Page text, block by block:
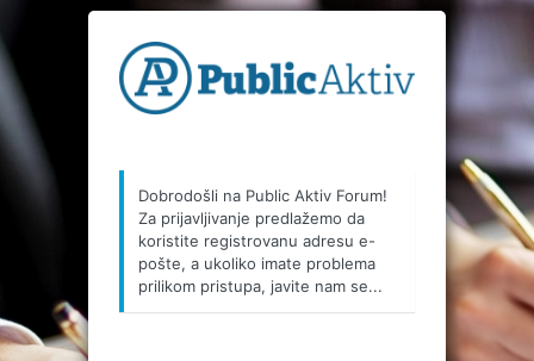
Prijava
Dobrodošli na Public Aktiv Forum!
Za prijavljivanje predlažemo da
koristite registrovanu adresu e-
pošte, a ukoliko imate problema
prilikom pristupa, javite nam se...